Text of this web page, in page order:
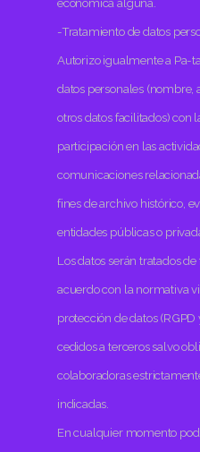
-Tratamiento de datos
Autorizo igualmente a Pa-
datos personales (nombre,
otros datos facilitados) con
participación en las
comunicaciones
fines de archivo histórico,
entidades públicas o
Los datos serán tratados
acuerdo con la normativa
protección de datos
cedidos a terceros salvo
colaboradoras
indicadas.
En cualquier momento